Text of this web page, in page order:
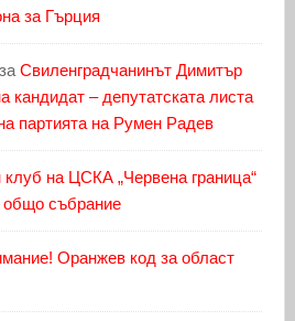
за Гърция
Свиленградчанинът Димитър
кандидат – депутатската листа
партията на Румен Радев
на ЦСКА „Червена граница“
общо събрание
Оранжев код за област